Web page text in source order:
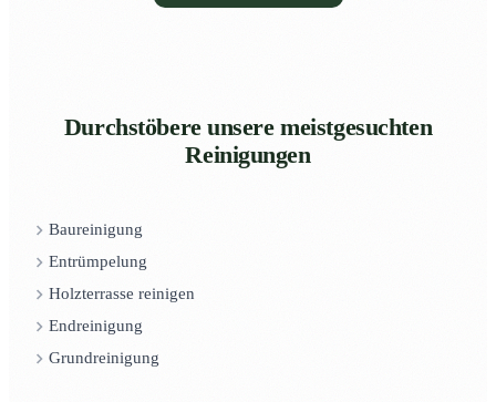
Durchstöbere unsere meistgesuchten
Reinigungen
Baureinigung
Entrümpelung
Holzterrasse reinigen
Endreinigung
Grundreinigung